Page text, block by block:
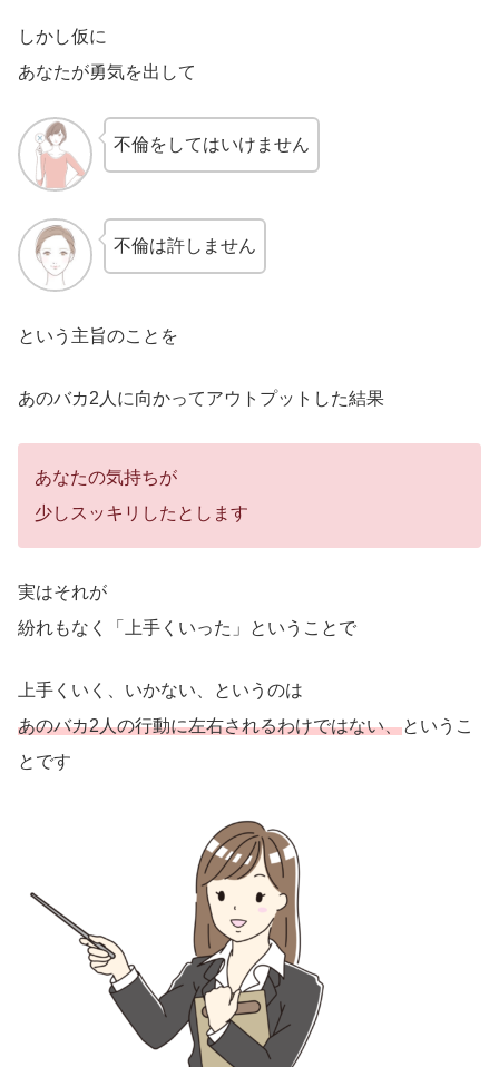
しかし仮に
あなたが勇気を出して
不倫をしてはいけません
不倫は許しません
という主旨のことを
あのバカ2人に向かってアウトプットした結果
あなたの気持ちが
少しスッキリしたとします
実はそれが
紛れもなく「上手くいった」ということで
上手くいく、いかない、というのは
あのバカ2人の行動に左右されるわけではない、というこ
とです